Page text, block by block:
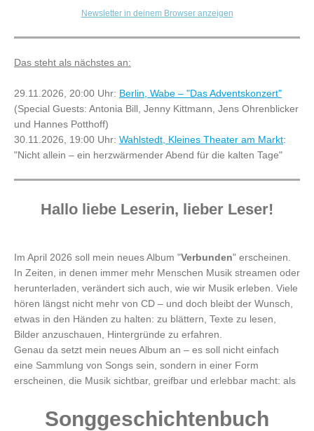
Newsletter in deinem Browser anzeigen
Das steht als nächstes an:
29.11.2026, 20:00 Uhr: Berlin, Wabe – "Das Adventskonzert"
(Special Guests: Antonia Bill, Jenny Kittmann, Jens Ohrenblicker
und Hannes Potthoff)
30.11.2026, 19:00 Uhr: Wahlstedt, Kleines Theater am Markt:
"Nicht allein – ein herzwärmender Abend für die kalten Tage"
Hallo liebe Leserin, lieber Leser!
Im April 2026 soll mein neues Album "Verbunden" erscheinen.
In Zeiten, in denen immer mehr Menschen Musik streamen oder
herunterladen, verändert sich auch, wie wir Musik erleben. Viele
hören längst nicht mehr von CD – und doch bleibt der Wunsch,
etwas in den Händen zu halten: zu blättern, Texte zu lesen,
Bilder anzuschauen, Hintergründe zu erfahren.
Genau da setzt mein neues Album an – es soll nicht einfach
eine Sammlung von Songs sein, sondern in einer Form
erscheinen, die Musik sichtbar, greifbar und erlebbar macht: als
Songgeschichtenbuch